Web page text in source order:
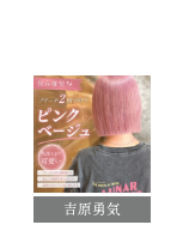
吉原勇気